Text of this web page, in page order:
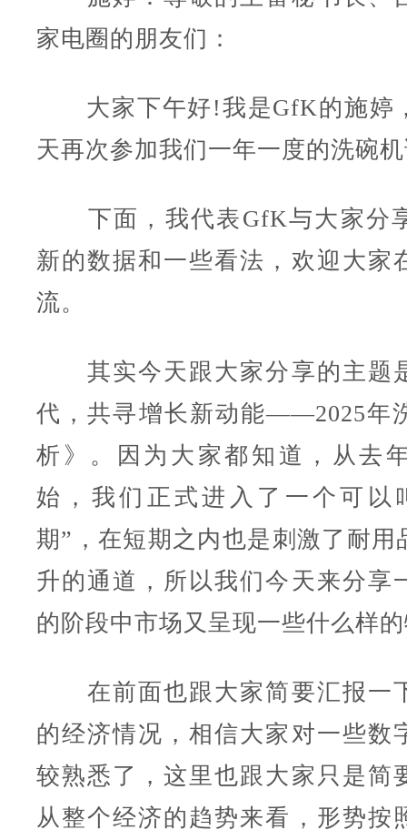
家电圈的朋友们：
大家下午好!我是GfK的施婷
天再次参加我们一年一度的洗碗
下面，我代表GfK与大家分
新的数据和一些看法，欢迎大家
流。
其实今天跟大家分享的主题
代，共寻增长新动能——2025年
析》。因为大家都知道，从去
始，我们正式进入了一个可以
期”，在短期之内也是刺激了耐用
升的通道，所以我们今天来分享
的阶段中市场又呈现一些什么样
在前面也跟大家简要汇报一
的经济情况，相信大家对一些数
较熟悉了，这里也跟大家只是简
从整个经济的趋势来看，形势按